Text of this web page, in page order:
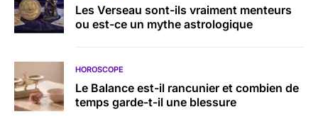
Les Verseau sont-ils vraiment menteurs
ou est-ce un mythe astrologique
HOROSCOPE
Le Balance est-il rancunier et combien de
temps garde-t-il une blessure